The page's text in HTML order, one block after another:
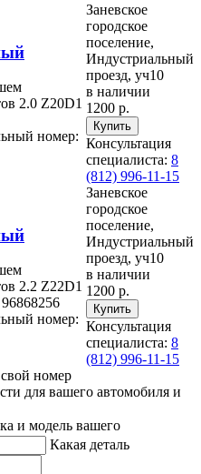
2.0 Z20D1
номер:
Заневское
городское
поселение,
Индустриальный
проезд, уч10
в наличии
1200 р.
Консультация
специалиста: 8
(812) 996-11-15
2.2 Z22D1
номер:
Заневское
городское
поселение,
Индустриальный
проезд, уч10
в наличии
1200 р.
Консультация
специалиста: 8
(812) 996-11-15
номер
для вашего автомобиля и
и модель вашего
Какая деталь